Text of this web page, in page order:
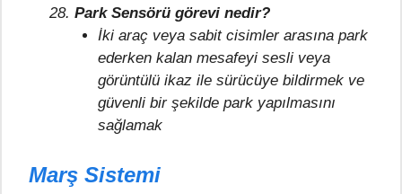
Park Sensörü görevi nedir?
İki araç veya sabit cisimler arasına park
ederken kalan mesafeyi sesli veya
görüntülü ikaz ile sürücüye bildirmek ve
güvenli bir şekilde park yapılmasını
sağlamak
Marş Sistemi